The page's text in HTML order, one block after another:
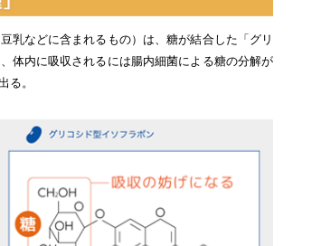
乳などに含まれるもの）は、糖が結合した「グリ
体内に吸収されるには腸内細菌による糖の分解が
る。